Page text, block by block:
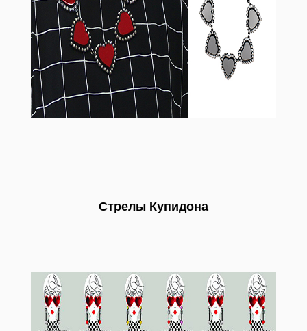
Стрелы Купидона